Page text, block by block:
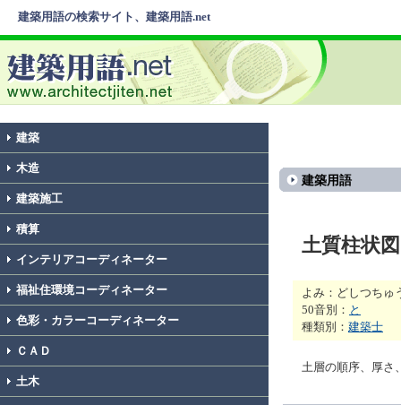
建築用語の検索サイト、建築用語.net
建築
木造
建築施工
積算
インテリアコーディネーター
福祉住環境コーディネーター
色彩・カラーコーディネーター
ＣＡＤ
土木
建築用語
土質柱状図
よみ：どしつちゅ
50音別： と
種類別： 建築士
土層の順序、厚さ